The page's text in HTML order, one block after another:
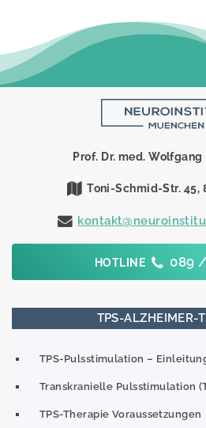
Prof. Dr. med.
Toni-Schmid-Str. 45,
HOTLINE 089 /
TPS-ALZHEIMER-
TPS-Pulsstimulation –
Transkranielle Pulsstimulation
TPS-Therapie Voraussetzungen